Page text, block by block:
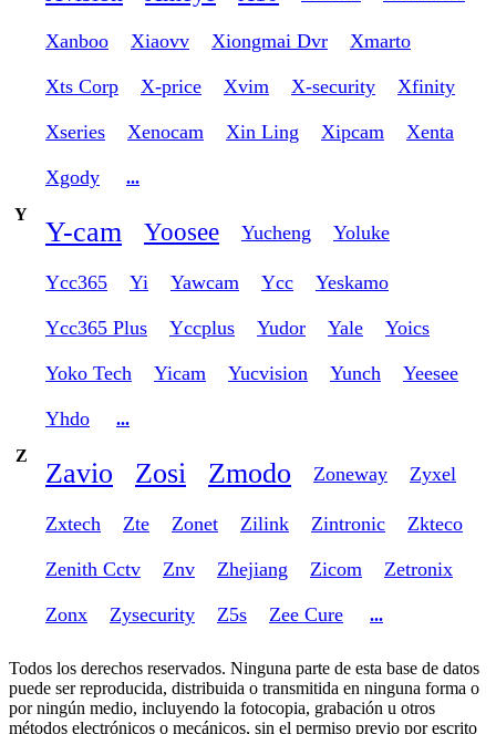
Xanboo Xiaovv Xiongmai Dvr Xmarto
Xts Corp X-price Xvim X-security Xfinity
Xseries Xenocam Xin Ling Xipcam Xenta
Xgody
...
Y
Y-cam Yoosee Yucheng Yoluke
Ycc365 Yi Yawcam Ycc Yeskamo
Ycc365 Plus Yccplus Yudor Yale Yoics
Yoko Tech Yicam Yucvision Yunch Yeesee
Yhdo
...
Z
Zavio Zosi Zmodo Zoneway Zyxel
Zxtech Zte Zonet Zilink Zintronic Zkteco
Zenith Cctv Znv Zhejiang Zicom Zetronix
Zonx Zysecurity Z5s Zee Cure ...
Todos los derechos reservados. Ninguna parte de esta base de datos
puede ser reproducida, distribuida o transmitida en ninguna forma o
por ningún medio, incluyendo la fotocopia, grabación u otros
métodos electrónicos o mecánicos, sin el permiso previo por escrito